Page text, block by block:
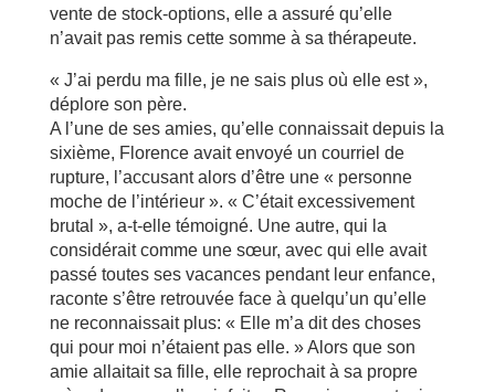
vente de stock-options, elle a assuré qu’elle
n’avait pas remis cette somme à sa thérapeute.
« J’ai perdu ma fille, je ne sais plus où elle est »,
déplore son père.
A l’une de ses amies, qu’elle connaissait depuis la
sixième, Florence avait envoyé un courriel de
rupture, l’accusant alors d’être une « personne
moche de l’intérieur ». « C’était excessivement
brutal », a-t-elle témoigné. Une autre, qui la
considérait comme une sœur, avec qui elle avait
passé toutes ses vacances pendant leur enfance,
raconte s’être retrouvée face à quelqu’un qu’elle
ne reconnaissait plus: « Elle m’a dit des choses
qui pour moi n’étaient pas elle. » Alors que son
amie allaitait sa fille, elle reprochait à sa propre